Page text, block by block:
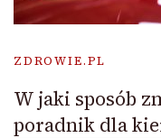
ZDROWIE.PL
W jaki sposób
poradnik dla